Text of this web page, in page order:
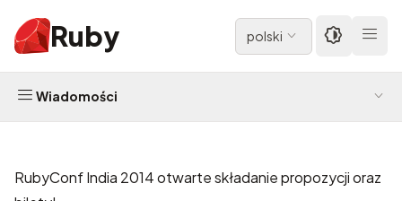
Ruby polski
Wiadomości
RubyConf India 2014 otwarte składanie propozycji oraz